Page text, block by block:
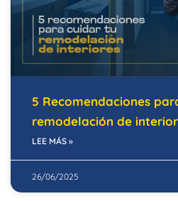
5 Recomendaciones
remodelación de
LEE MÁS »
26/06/2025